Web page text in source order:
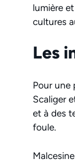
lumière
cultures
Les
Pour une
Scaliger
et à des
foule.